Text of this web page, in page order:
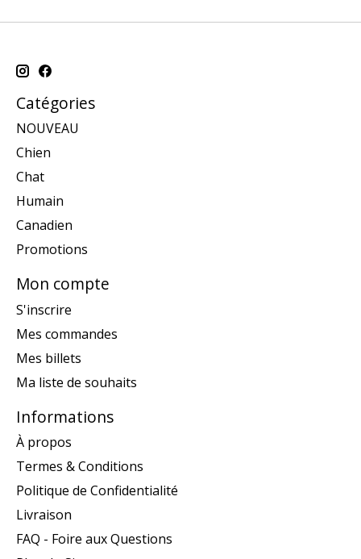
Catégories
NOUVEAU
Chien
Chat
Humain
Canadien
Promotions
Mon compte
S'inscrire
Mes commandes
Mes billets
Ma liste de souhaits
Informations
À propos
Termes & Conditions
Politique de Confidentialité
Livraison
FAQ - Foire aux Questions